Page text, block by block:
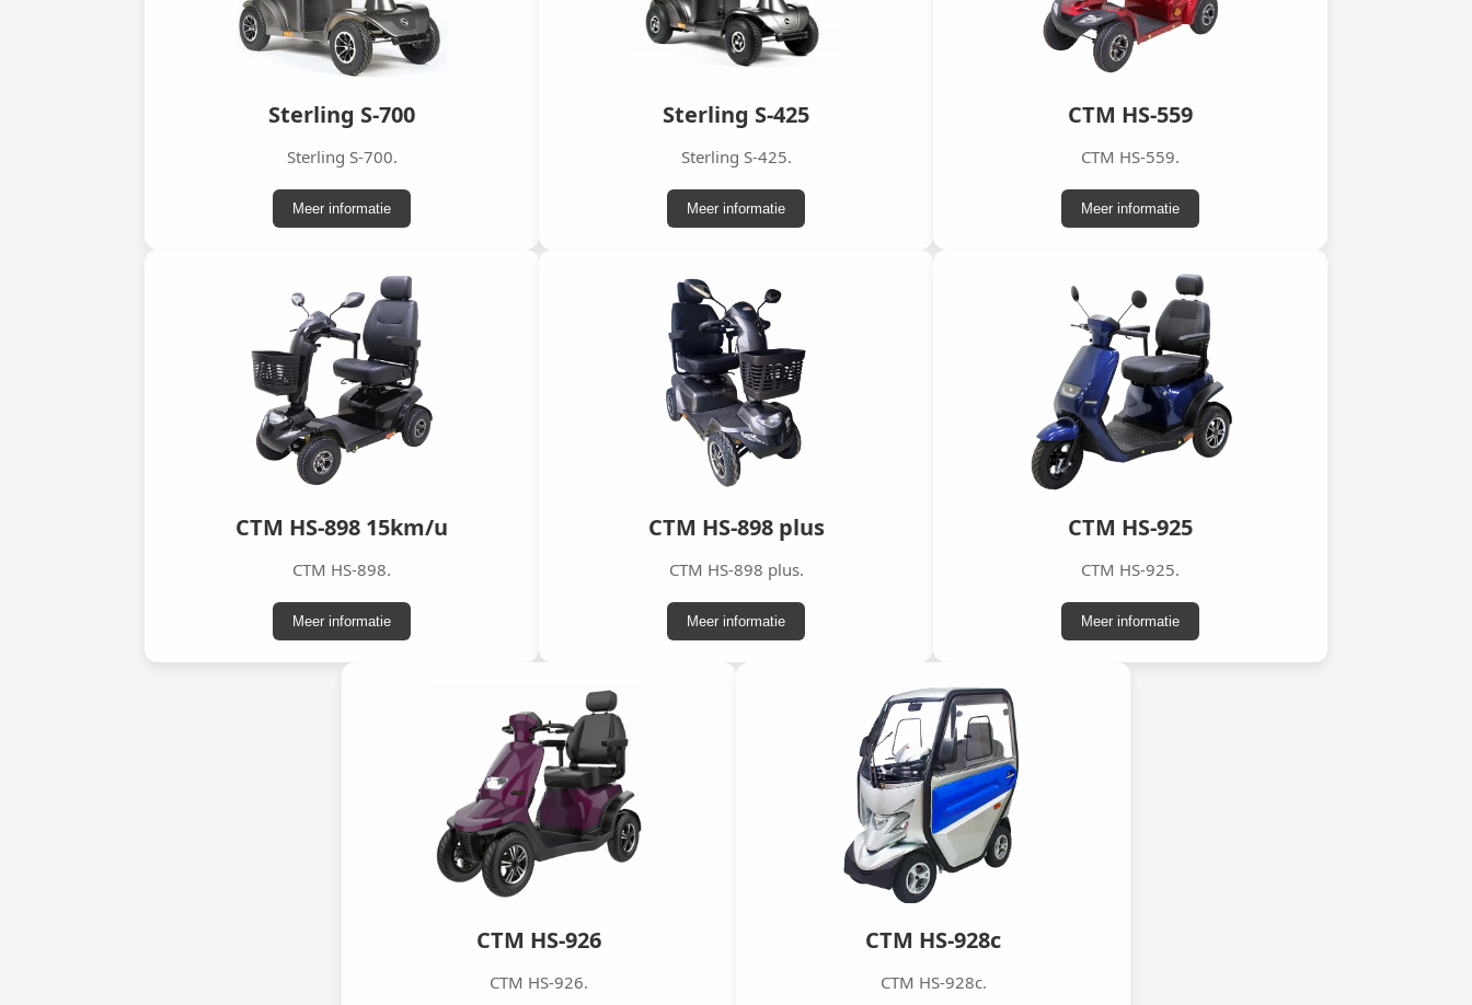
Sterling S-700
Sterling S-700.
Meer informatie
Sterling S-425
Sterling S-425.
Meer informatie
CTM HS-559
CTM HS-559.
Meer informatie
CTM HS-898 15km/u
CTM HS-898.
Meer informatie
CTM HS-898 plus
CTM HS-898 plus.
Meer informatie
CTM HS-925
CTM HS-925.
Meer informatie
CTM HS-926
CTM HS-926.
CTM HS-928c
CTM HS-928c.